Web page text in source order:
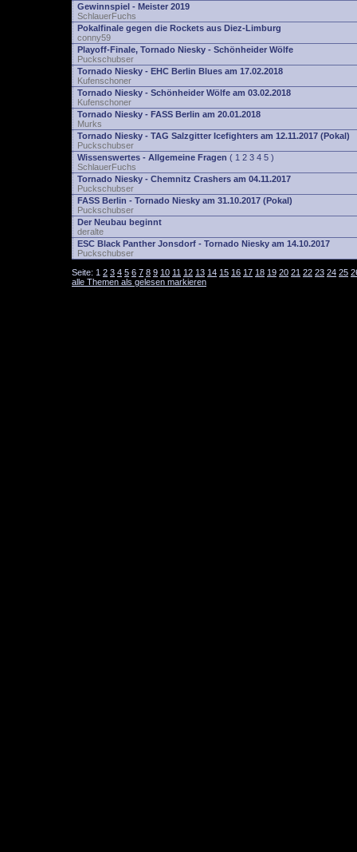
Gewinnspiel - Meister 2019
SchlauerFuchs
Pokalfinale gegen die Rockets aus Diez-Limburg
conny59
Playoff-Finale, Tornado Niesky - Schönheider Wölfe
Puckschubser
Tornado Niesky - EHC Berlin Blues am 17.02.2018
Kufenschoner
Tornado Niesky - Schönheider Wölfe am 03.02.2018
Kufenschoner
Tornado Niesky - FASS Berlin am 20.01.2018
Murks
Tornado Niesky - TAG Salzgitter Icefighters am 12.11.2017 (Pokal)
Puckschubser
Wissenswertes - Allgemeine Fragen ( 1 2 3 4 5 )
SchlauerFuchs
Tornado Niesky - Chemnitz Crashers am 04.11.2017
Puckschubser
FASS Berlin - Tornado Niesky am 31.10.2017 (Pokal)
Puckschubser
Der Neubau beginnt
deralte
ESC Black Panther Jonsdorf - Tornado Niesky am 14.10.2017
Puckschubser
Seite: 1 2 3 4 5 6 7 8 9 10 11 12 13 14 15 16 17 18 19 20 21 22 23 24 25
alle Themen als gelesen markieren